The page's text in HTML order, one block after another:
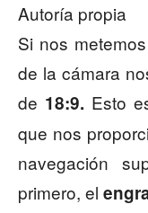
Autoría propia
Si nos
de la cámara
de 18:9. Esto
que nos
navegación
primero, el